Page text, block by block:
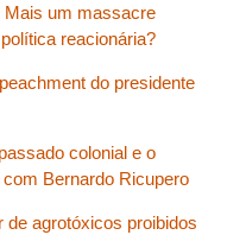
Mais um massacre
reacionária?
do presidente
colonial e o
Bernardo Ricupero
de agrotóxicos proibidos